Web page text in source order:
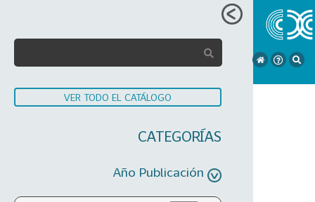
VER TODO EL CATÁLOGO
CATEGORÍAS
Año Publicación